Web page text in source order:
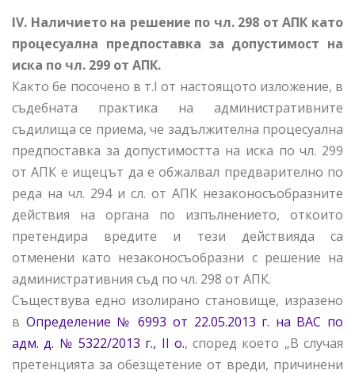
IV. Наличието на решение по чл. 298 от АПК като
процесуална предпоставка за допустимост на
иска по чл. 299 от АПК.
Както бе посочено в т.I от настоящото изложение, в
съдебната практика на административните
съдилища се приема, че задължителна процесуална
предпоставка за допустимостта на иска по чл. 299
от АПК е ищецът да е обжалвал предварително по
реда на чл. 294 и сл. от АПК незаконосъобразните
действия на органа по изпълнението, откоито
претендира вредите и тези действияда са
отменени като незаконосъобразни с решение на
административния съд по чл. 298 от АПК.
Съществува едно изолирано становище, изразено
в Определение № 6993 от 22.05.2013 г. на ВАС по
адм. д. № 5322/2013 г., II о., според което „В случая
претенцията за обезщетение от вреди, причинени